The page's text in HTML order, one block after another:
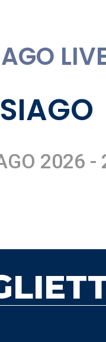
2026 -